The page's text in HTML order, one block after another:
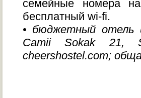
семейные номера
бесплатный wi-fi.
• бюджетный отель
Camii Sokak 21,
cheershostel.com;